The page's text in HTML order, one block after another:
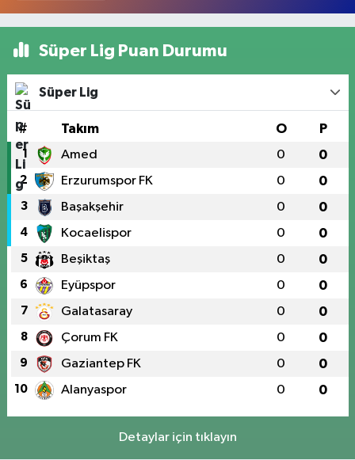
Süper Lig Puan Durumu
Süper Lig
# Takım O P
1 Amed 0 0
2 Erzurumspor FK 0 0
3 Başakşehir 0 0
4 Kocaelispor 0 0
5 Beşiktaş 0 0
6 Eyüpspor 0 0
7 Galatasaray 0 0
8 Çorum FK 0 0
9 Gaziantep FK 0 0
10 Alanyaspor 0 0
Detaylar için tıklayın